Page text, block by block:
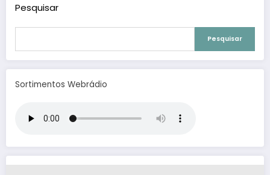
Pesquisar
Pesquisar
Sortimentos Webrádio